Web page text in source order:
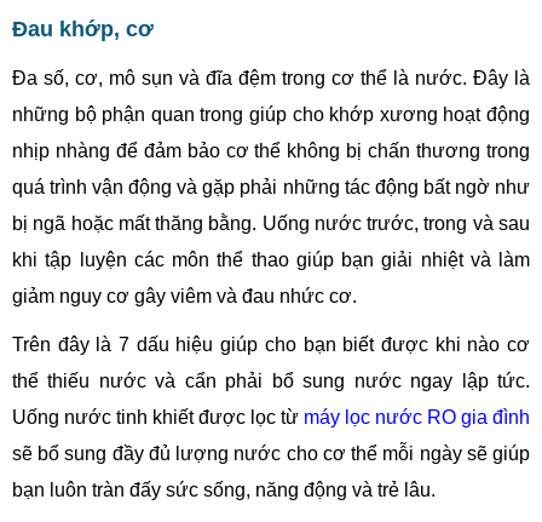
Đau khớp, cơ
Đa số, cơ, mô sụn và đĩa đệm trong cơ thể là nước. Đây là
những bộ phận quan trong giúp cho khớp xương hoạt động
nhịp nhàng để đảm bảo cơ thể không bị chấn thương trong
quá trình vận động và gặp phải những tác động bất ngờ như
bị ngã hoặc mất thăng bằng. Uống nước trước, trong và sau
khi tập luyện các môn thể thao giúp bạn giải nhiệt và làm
giảm nguy cơ gây viêm và đau nhức cơ.
Trên đây là 7 dấu hiệu giúp cho bạn biết được khi nào cơ
thể thiếu nước và cẩn phải bổ sung nước ngay lập tức.
Uống nước tinh khiết được lọc từ máy lọc nước RO gia đình
sẽ bổ sung đầy đủ lượng nước cho cơ thể mỗi ngày sẽ giúp
bạn luôn tràn đấy sức sống, năng động và trẻ lâu.